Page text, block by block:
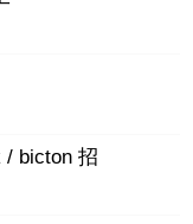
/ bicton 招